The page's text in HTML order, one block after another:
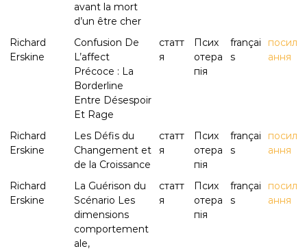
avant la mort
d’un être cher
Richard
Erskine
Confusion De
L’affect
Précoce : La
Borderline
Entre Désespoir
Et Rage
статт
я
Псих
отера
пія
françai
s
посил
ання
Richard
Erskine
Les Défis du
Changement et
de la Croissance
статт
я
Псих
отера
пія
françai
s
посил
ання
Richard
Erskine
La Guérison du
Scénario Les
dimensions
comportement
ale,
статт
я
Псих
отера
пія
françai
s
посил
ання